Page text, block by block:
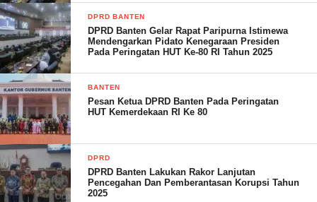
DPRD BANTEN
DPRD Banten Gelar Rapat Paripurna Istimewa
Mendengarkan Pidato Kenegaraan Presiden
Pada Peringatan HUT Ke-80 RI Tahun 2025
BANTEN
Pesan Ketua DPRD Banten Pada Peringatan
HUT Kemerdekaan RI Ke 80
DPRD
DPRD Banten Lakukan Rakor Lanjutan
Pencegahan Dan Pemberantasan Korupsi Tahun
2025